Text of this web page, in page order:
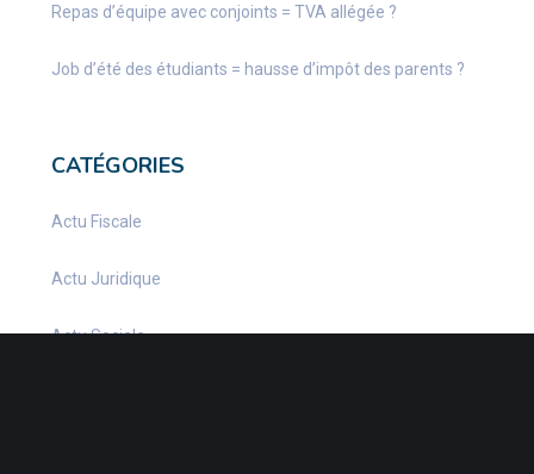
Repas d’équipe avec conjoints = TVA allégée ?
Job d’été des étudiants = hausse d’impôt des parents ?
CATÉGORIES
Actu Fiscale
Actu Juridique
Actu Sociale